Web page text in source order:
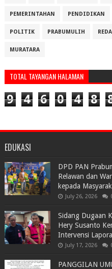
PEMERINTAHAN PENDIDIKAN
POLITIK PRABUMULIH
MURATARA
TOTAL TAYANGAN HALAMAN
9 4 6 0 4 8
EDUKASI
DPD PAN
Relawan dan
kepada
July 26, 2026
Sidang Dugaan
Hery Susanto
Intervensi
July 17, 2026
PANGGILAN